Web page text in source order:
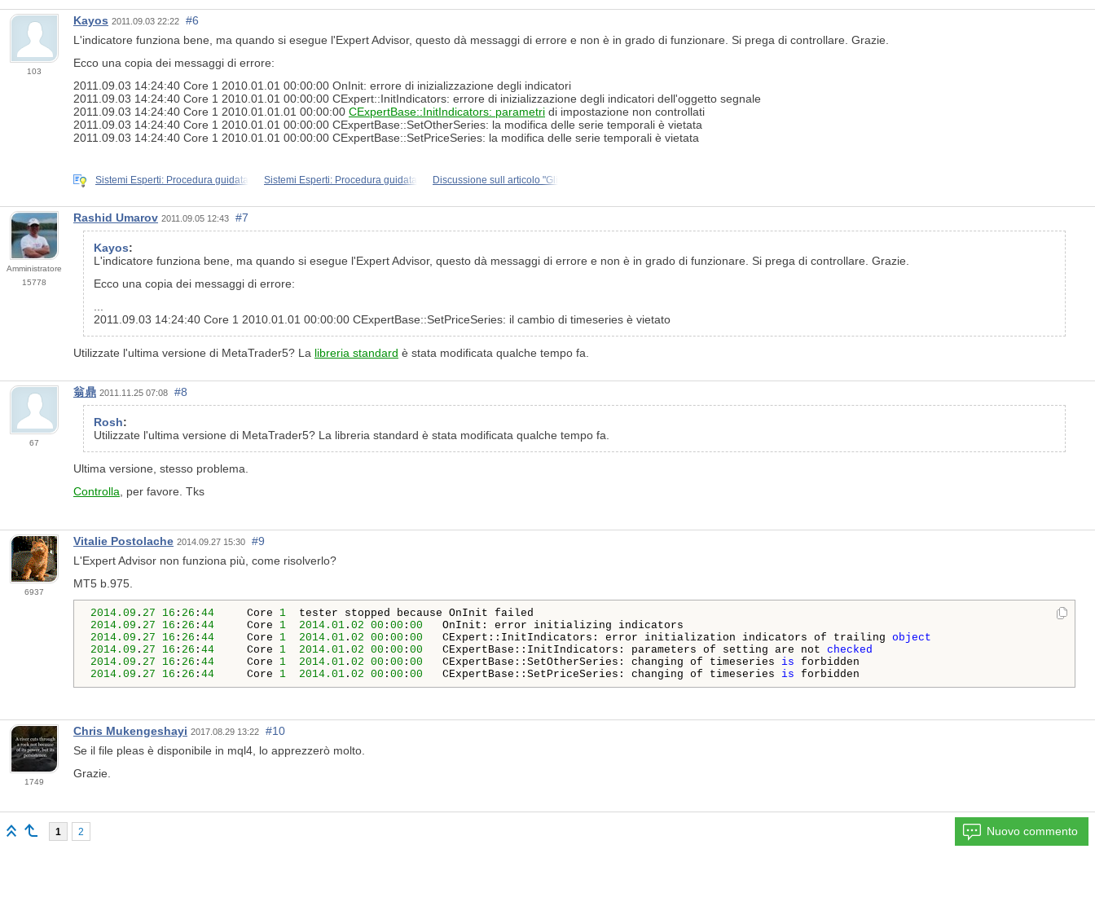
103
Kayos 2011.09.03 22:22
#6
L'indicatore funziona bene, ma quando si esegue l'Expert Advisor, questo dà messaggi di errore e non è in grado di funzionare. Si prega di controllare. Grazie.
Ecco una copia dei messaggi di errore:
2011.09.03 14:24:40 Core 1 2010.01.01 00:00:00 OnInit: errore di inizializzazione degli indicatori
2011.09.03 14:24:40 Core 1 2010.01.01 00:00:00 CExpert::InitIndicators: errore di inizializzazione degli indicatori dell'oggetto segnale
2011.09.03 14:24:40 Core 1 2010.01.01.01 00:00:00 CExpertBase::InitIndicators: parametri di impostazione non controllati
2011.09.03 14:24:40 Core 1 2010.01.01 00:00:00 CExpertBase::SetOtherSeries: la modifica delle serie temporali è vietata
2011.09.03 14:24:40 Core 1 2010.01.01 00:00:00 CExpertBase::SetPriceSeries: la modifica delle serie temporali è vietata
Sistemi Esperti: Procedura guidata Sistemi Esperti: Procedura guidata Discussione sull articolo "Gli
Amministratore
15778
Rashid Umarov 2011.09.05 12:43 #7
Kayos:
L'indicatore funziona bene, ma quando si esegue l'Expert Advisor, questo dà messaggi di errore e non è in grado di funzionare. Si prega di controllare. Grazie.
Ecco una copia dei messaggi di errore:
2011.09.03 14:24:40 Core 1 2010.01.01 00:00:00 CExpertBase::SetPriceSeries: il cambio di timeseries è vietato
Utilizzate l'ultima versione di MetaTrader5? La libreria standard è stata modificata qualche tempo fa.
67
翁鼎 2011.11.25 07:08 #8
Rosh:
Utilizzate l'ultima versione di MetaTrader5? La libreria standard è stata modificata qualche tempo fa.
Ultima versione, stesso problema.
Controlla, per favore. Tks
6937
Vitalie Postolache 2014.09.27 15:30
#9
L'Expert Advisor non funziona più, come risolverlo?
MT5 b.975.
2014.09 . 27 16 : 26 : 44 Core 1
2014.09 . 27 16 : 26 : 44 Core 1 2014.01 . 02 00 : 00 : 00
2014.09 . 27 16 : 26 : 44 Core 1 2014.01 . 02 00 : 00 : 00 CExpert::InitIndicators: error initialization indicators of trailing object
2014.09 . 27 16 : 26 : 44 Core 1 2014.01 . 02 00 : 00 : 00 CExpertBase::InitIndicators: parameters of setting are not checked
2014.09 . 27 16 : 26 : 44 Core 1 2014.01 . 02 00 : 00 : 00 CExpertBase::SetOtherSeries: changing of timeseries is
2014.09 . 27 16 : 26 : 44 Core 1 2014.01 . 02 00 : 00 : 00 CExpertBase::SetPriceSeries: changing of timeseries is
1749
Chris Mukengeshayi 2017.08.29 13:22
#10
Se il file pleas è disponibile in mql4, lo apprezzerò molto.
Grazie.
1 2 Nuovo commento